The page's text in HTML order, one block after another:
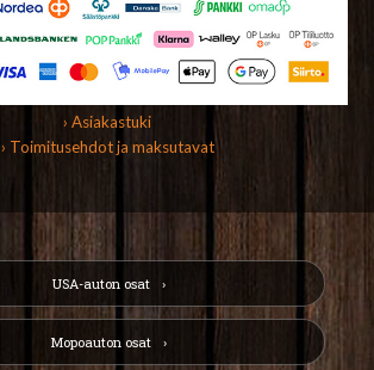
› Asiakastuki
› Toimitusehdot ja maksutavat
USA-auton osat
Mopoauton osat